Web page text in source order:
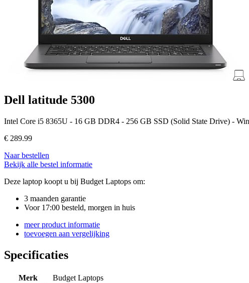
Dell latitude 5300
Intel Core i5 8365U - 16 GB DDR4 - 256 GB SSD (Solid State Drive) -
€ 289.99
Naar bestellen
Bekijk alle bestel informatie
Deze laptop koopt u bij Budget Laptops om:
3 maanden garantie
Voor 17:00 besteld, morgen in huis
meer product informatie
toevoegen aan vergelijking
Specificaties
Merk
Budget Laptops